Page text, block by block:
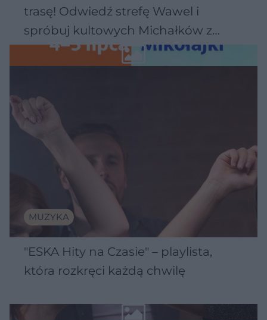
trasę! Odwiedź strefę Wawel i
spróbuj kultowych Michałków z
Wawelu
MUZYKA
"ESKA Hity na Czasie" – playlista,
która rozkręci każdą chwilę